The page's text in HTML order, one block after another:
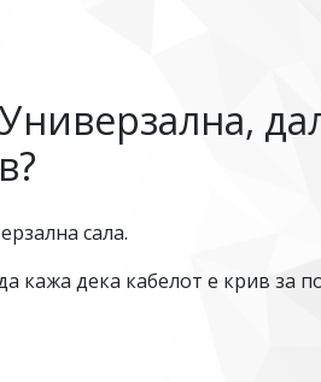
сала.
кажа дека кабелот е крив за